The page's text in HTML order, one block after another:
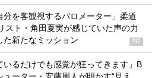
分を客観視するバロメーター」柔道
スト・角田夏実が感じていた声の力
た新たなミッション
PR
いるだけでも感覚が狂ってきます」B